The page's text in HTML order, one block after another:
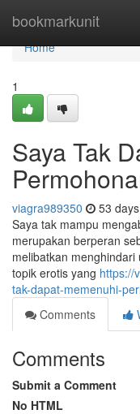
bookmarkunit
Home
Home
1
Saya Tak
viagra989350 53
Saya tak mampu
merupakan berperan
melibatkan
topik erotis yang https://
tak-dapat-memenuhi-
Comments
Comments
Submit a Comment
No HTML